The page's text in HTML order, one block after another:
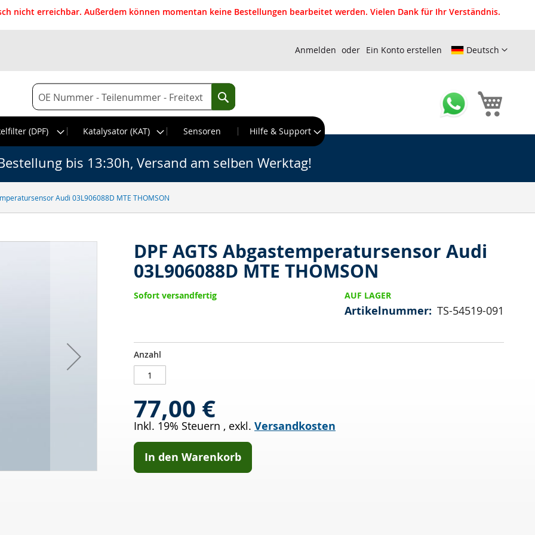
nicht erreichbar. Außerdem können momentan keine Bestellungen bearbeitet werden. Vielen Dank für Ihr Verständnis.
Deutsch
Anmelden Ein Konto erstellen
Suche
Suche
(DPF)
Katalysator (KAT) Sensoren Hilfe & Support
Audi 03L906088D MTE THOMSON
bis 13:30h, Versand am selben Werktag!
DPF AGTS Abgastemperatursensor Audi
03L906088D MTE THOMSON
AUF LAGER
Artikelnummer TS-54519-091
Sofort versandfertig
DPF
AGTS
Abgastemperatursensor
03L906088D
MTE
THOMSON
AUF
LAGER
Anzahl
77,00 €
Inkl. 19% Steuern , exkl. Versandkosten
In den Warenkorb